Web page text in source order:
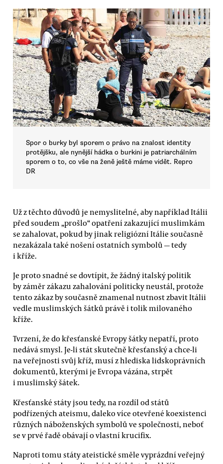
Spor o burky byl sporem o právo na znalost identity
protějšku, ale nynější hádka o burkini je patriarchálním
sporem o to, co vše na ženě ještě máme vidět. Repro
DR
Už z těchto důvodů je nemyslitelné, aby například Itálii
před soudem „prošlo“ opatření zakazující muslimkám
se zahalovat, pokud by jinak religiózní Itálie současně
nezakázala také nošení ostatních symbolů — tedy
i kříže.
Je proto snadné se dovtípit, že žádný italský politik
by záměr zákazu zahalování politicky neustál, protože
tento zákaz by současně znamenal nutnost zbavit Itálii
vedle muslimských šátků právě i tolik milovaného
kříže.
Tvrzení, že do křesťanské Evropy šátky nepatří, proto
nedává smysl. Je-li stát skutečně křesťanský a chce-li
na veřejnosti svůj kříž, musí z hlediska lidskoprávních
dokumentů, kterými je Evropa vázána, strpět
i muslimský šátek.
Křesťanské státy jsou tedy, na rozdíl od států
podřízených ateismu, daleko více otevřené koexistenci
různých náboženských symbolů ve společnosti, neboť
se v prvé řadě obávají o vlastní krucifix.
Naproti tomu státy ateistické směle vyprázdní veřejný